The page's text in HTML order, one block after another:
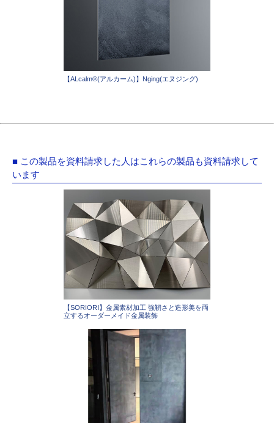
【ALcalm®(アルカーム)】Nging(エヌジング)
■ この製品を資料請求した人はこれらの製品も資料請求して
います
【SORIORI】金属素材加工 強靭さと造形美を両
立するオーダーメイド金属装飾